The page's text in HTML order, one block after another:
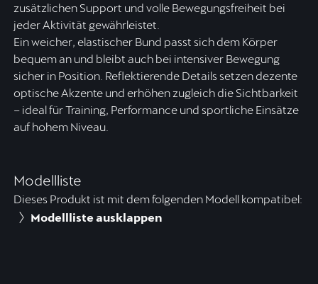
zusätzlichen Support und volle Bewegungsfreiheit bei
jeder Aktivität gewährleistet.
Ein weicher, elastischer Bund passt sich dem Körper
bequem an und bleibt auch bei intensiver Bewegung
sicher in Position. Reflektierende Details setzen dezente
optische Akzente und erhöhen zugleich die Sichtbarkeit
– ideal für Training, Performance und sportliche Einsätze
auf hohem Niveau.
Modellliste
Dieses Produkt ist mit dem folgenden Modell kompatibel:
Modellliste ausklappen